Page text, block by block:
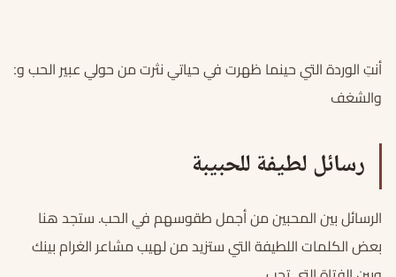
أنتِ الوردة التي حينما ظهرت في حياتي نثرت من حولي عبير الحب
والشغف
رسائل لطيفة للحبيبة
الرسائل بين المحبين من أجمل طقوسهم في الحب. ستجد هنا
بعض الكلمات اللطيفة التي ستزيد من لهيب مشاعر الغرام بينك